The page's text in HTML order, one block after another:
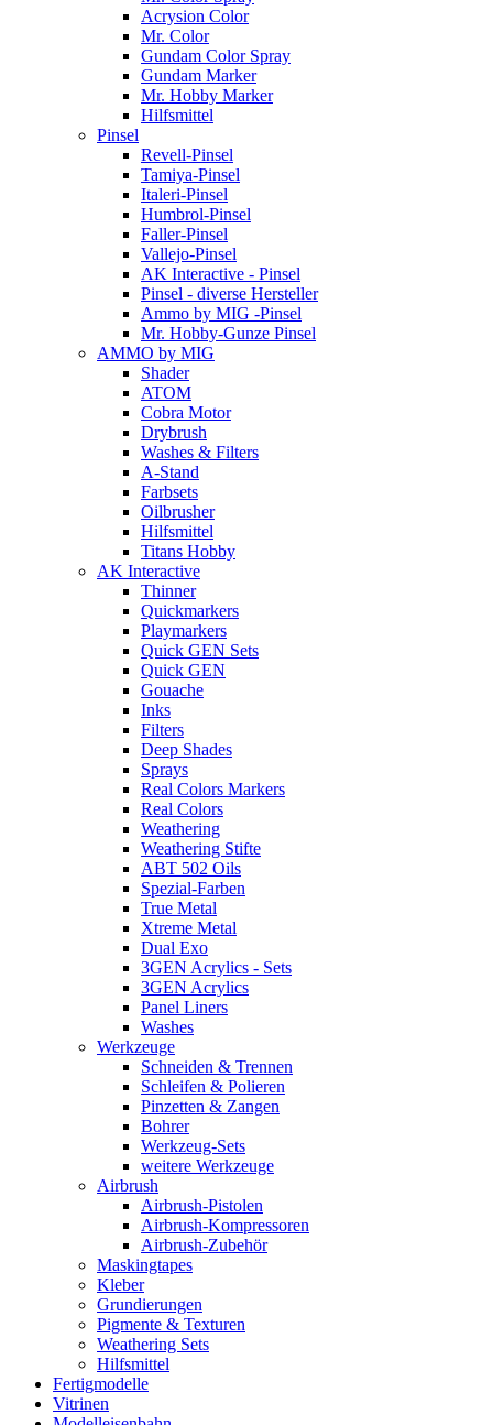
Acrysion Color
Mr. Color
Gundam Color Spray
Gundam Marker
Mr. Hobby Marker
Hilfsmittel
Pinsel
Revell-Pinsel
Tamiya-Pinsel
Italeri-Pinsel
Humbrol-Pinsel
Faller-Pinsel
Vallejo-Pinsel
AK Interactive - Pinsel
Pinsel - diverse Hersteller
Ammo by MIG -Pinsel
Mr. Hobby-Gunze Pinsel
AMMO by MIG
Shader
ATOM
Cobra Motor
Drybrush
Washes & Filters
A-Stand
Farbsets
Oilbrusher
Hilfsmittel
Titans Hobby
AK Interactive
Thinner
Quickmarkers
Playmarkers
Quick GEN Sets
Quick GEN
Gouache
Inks
Filters
Deep Shades
Sprays
Real Colors Markers
Real Colors
Weathering
Weathering Stifte
ABT 502 Oils
Spezial-Farben
True Metal
Xtreme Metal
Dual Exo
3GEN Acrylics - Sets
3GEN Acrylics
Panel Liners
Washes
Werkzeuge
Schneiden & Trennen
Schleifen & Polieren
Pinzetten & Zangen
Bohrer
Werkzeug-Sets
weitere Werkzeuge
Airbrush
Airbrush-Pistolen
Airbrush-Kompressoren
Airbrush-Zubehör
Maskingtapes
Kleber
Grundierungen
Pigmente & Texturen
Weathering Sets
Hilfsmittel
Fertigmodelle
Vitrinen